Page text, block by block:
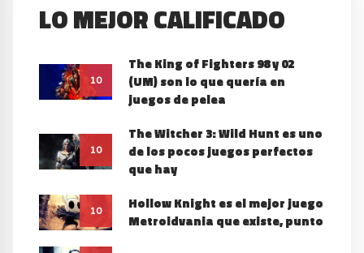
LO MEJOR CALIFICADO
10
The King of Fighters 98 y 02
(UM) son lo que quería en
juegos de pelea
10
The Witcher 3: Wild Hunt es uno
de los pocos juegos perfectos
que hay
10
Hollow Knight es el mejor juego
Metroidvania que existe, punto